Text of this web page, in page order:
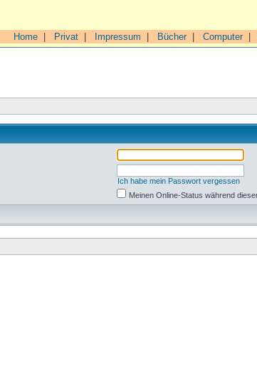
Home Privat Impressum Bücher| Computer|
Ich habe mein Passwort vergessen
Meinen Online-Status während